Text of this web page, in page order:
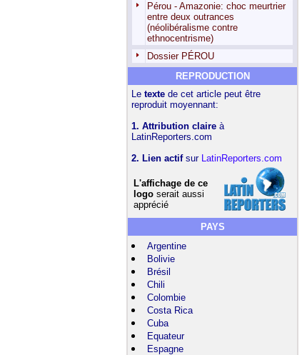
Pérou - Amazonie: choc meurtrier
entre deux outrances
(néolibéralisme contre
ethnocentrisme)
Dossier PÉROU
REPRODUCTION
Le texte de cet article peut être
reproduit moyennant:
1. Attribution claire à
LatinReporters.com
2. Lien actifsur LatinReporters.com
L'affichage de ce
logo serait aussi
apprécié
PAYS
Argentine
Bolivie
Brésil
Chili
Colombie
Costa Rica
Cuba
Equateur
Espagne